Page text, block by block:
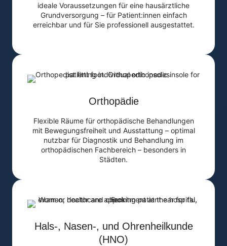
ideale Voraussetzungen für eine hausärztliche
Grundversorgung – für Patient:innen einfach
erreichbar und für Sie professionell ausgestattet.
Orthopädie
Flexible Räume für orthopädische Behandlungen
mit Bewegungsfreiheit und Ausstattung – optimal
nutzbar für Diagnostik und Behandlung im
orthopädischen Fachbereich – besonders in
Städten.
Hals-, Nasen-, und Ohrenheilkunde
(HNO)